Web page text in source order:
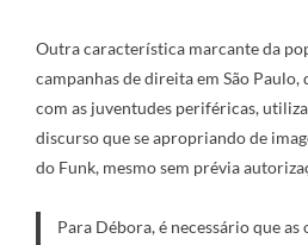
Outra característica marcante da
campanhas de direita em São
com as juventudes periféricas,
discurso que se apropriando de
do Funk, mesmo sem prévia
Para Débora, é necessário que